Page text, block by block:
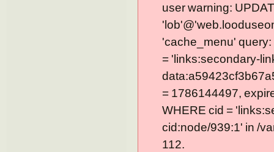
user warning:
'cache_menu'
= 'links:secondary-
= 1786144497,
WHERE cid =
cid:node/939:1' in /
112.